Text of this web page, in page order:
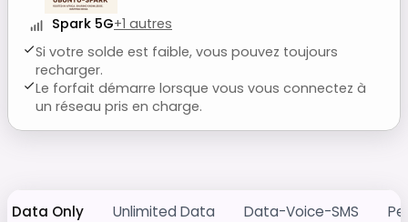
Spark 5G+1 autres
Si votre solde est faible, vous pouvez toujours
recharger.
Le forfait démarre lorsque vous vous connectez à
un réseau pris en charge.
Data Only Unlimited Data Data-Voice-SMS